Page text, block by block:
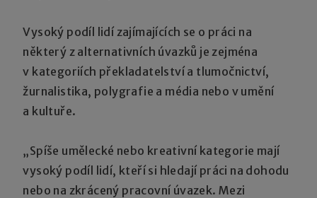
Vysoký podíl lidí zajímajících se o práci na
některý z alternativních úvazků je zejména
v kategoriích překladatelství a tlumočnictví,
žurnalistika, polygrafie a média nebo v umění
a kultuře.
„Spíše umělecké nebo kreativní kategorie mají
vysoký podíl lidí, kteří si hledají práci na dohodu
nebo na zkrácený pracovní úvazek. Mezi